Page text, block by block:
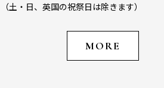
（土・日、英国の祝祭日は除きます）
MORE